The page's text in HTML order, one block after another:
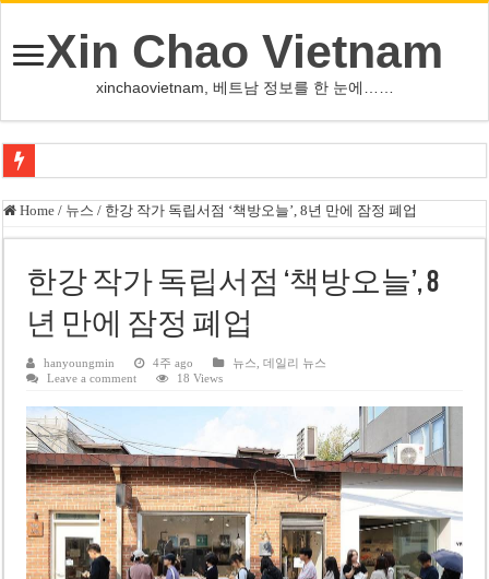
Xin Chao Vietnam
xinchaovietnam, 베트남 정보를 한 눈에……
하노이-하이퐁 고속도로 차량 투석 용의자 신원 확인
베트남 증시 업그레이드, 수십억 달러 유입 전망…수혜주는
베트남주식 VN지수 1,800선 돌파 기대…증권사, 유망 종목 제시
하노이 쌍둥이 타워 99층 부지 현장…세계 최고층 빌딩 추진
베트남주식 SST, 2025년 현금 배당 80% 결정…과거 최대 350% 지급 이력
베트남 전자비자 사기 웹사이트 주의…외국인 여행자 피해 경보
호주 젯스타, 내년부터 기내 수납칸 이용 유료화
베트남, 8월부터 토지·측량 처벌 강화… 기획사 코뮌 위원장 과태료 상한 50
호찌민시, 약 6,500㎡ 토지 용도변경 승인…리조트 개발 추진
Home / 뉴스 / 한강 작가 독립서점 ‘책방오늘’, 8년 만에 잠정 폐업
한강 작가 독립서점 ‘책방오늘’, 8
년 만에 잠정 폐업
hanyoungmin 4주 ago 뉴스 ,데일리 뉴스
Leave a comment
18 Views